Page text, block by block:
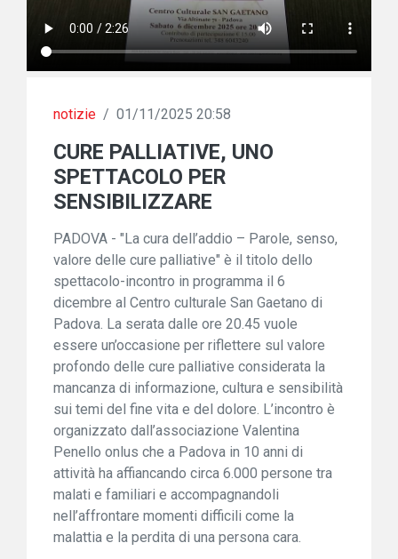
notizie / 01/11/2025 20:58
CURE PALLIATIVE, UNO
SPETTACOLO PER
SENSIBILIZZARE
PADOVA - "La cura dell’addio – Parole, senso,
valore delle cure palliative" è il titolo dello
spettacolo-incontro in programma il 6
dicembre al Centro culturale San Gaetano di
Padova. La serata dalle ore 20.45 vuole
essere un’occasione per riflettere sul valore
profondo delle cure palliative considerata la
mancanza di informazione, cultura e sensibilità
sui temi del fine vita e del dolore. L’incontro è
organizzato dall’associazione Valentina
Penello onlus che a Padova in 10 anni di
attività ha affiancando circa 6.000 persone tra
malati e familiari e accompagnandoli
nell’affrontare momenti difficili come la
malattia e la perdita di una persona cara.